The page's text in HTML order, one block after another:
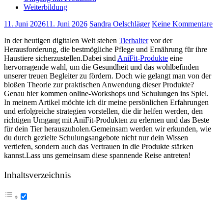
Weiterbildung
11. Juni 202611. Juni 2026 Sandra Oelschläger Keine Kommentare
In ​der ⁤heutigen digitalen ⁤Welt stehen Tierhaltervor ‍der
Herausforderung, die‍ bestmögliche Pflege und Ernährung für ihre
Haustiere​ sicherzustellen.Dabei sind⁤AniFit-Produkte eine
⁢hervorragende wahl, ⁢um die⁢ Gesundheit und das wohlbefinden⁣
unserer treuen Begleiter zu fördern.⁣ Doch wie gelangt​ man von⁤ der‌
bloßen Theorie zur praktischen​ Anwendung⁣ dieser Produkte?‌
Genau hier⁣ kommen online-Workshops und Schulungen ins‌ Spiel.
In meinem ‍Artikel möchte⁣ ich dir ⁣meine⁤ persönlichen⁣ Erfahrungen
und erfolgreiche strategien⁤ vorstellen,⁣ die dir helfen⁢ werden, den
richtigen Umgang mit AniFit-Produkten zu erlernen und ‌das ‌Beste
für dein Tier herauszuholen.Gemeinsam werden​ wir erkunden, wie
du‍ durch gezielte Schulungsangebote nicht⁣ nur dein Wissen
vertiefen, sondern auch das ‍Vertrauen in die‌ Produkte⁤ stärken
kannst.Lass uns gemeinsam diese spannende ‍Reise⁤ antreten!
Inhaltsverzeichnis